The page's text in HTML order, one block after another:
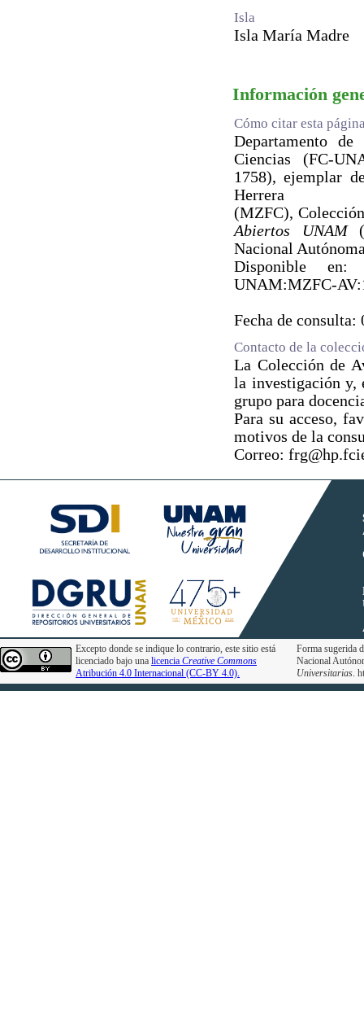
Isla
Isla María Madre
Información
Cómo citar esta
Departamento
Ciencias (FC-
1758), ejemplar
Herrera
(MZFC),
Abiertos UNAM
Nacional
Disponible en:
UNAM:MZFC-
Fecha de consulta:
Contacto de la
La Colección de
la investigación y,
grupo para
Para su acceso,
motivos de la
Correo: